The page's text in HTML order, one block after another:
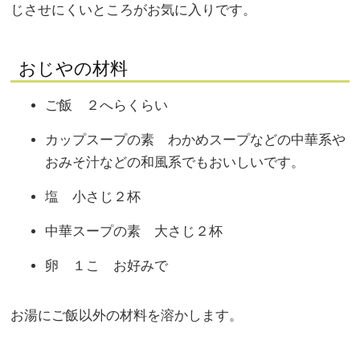
じさせにくいところがお気に入りです。
おじやの材料
ご飯 ２へらくらい
カップスープの素 わかめスープなどの中華系や
おみそ汁などの和風系でもおいしいです。
塩 小さじ２杯
中華スープの素 大さじ２杯
卵 １こ お好みで
お湯にご飯以外の材料を溶かします。